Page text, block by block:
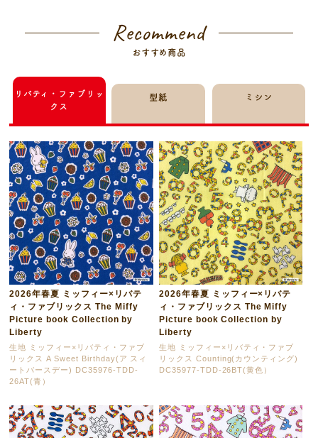
Recommend
おすすめ商品
リバティ・ファブリッ
クス
型紙 ミシン
2026年春夏 ミッフィー×リバテ
ィ・ファブリックス The Miffy
Picture book Collection by
Liberty
生地 ミッフィー×リバティ・ファブ
リックス A Sweet Birthday(ア スィ
ートバースデー) DC35976-TDD-
26AT(青）
2026年春夏 ミッフィー×リバテ
ィ・ファブリックス The Miffy
Picture book Collection by
Liberty
生地 ミッフィー×リバティ・ファブ
リックス Counting(カウンティング)
DC35977-TDD-26BT(黄色）